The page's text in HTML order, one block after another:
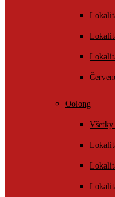
Oolong
Všetky